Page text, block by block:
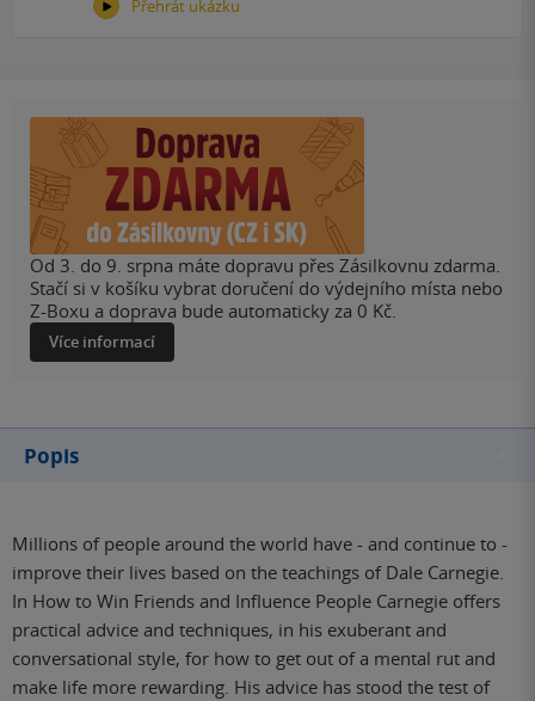
Přehrát ukázku
Od 3. do 9. srpna máte dopravu přes Zásilkovnu zdarma.
Stačí si v košíku vybrat doručení do výdejního místa nebo
Z-Boxu a doprava bude automaticky za 0 Kč.
Více informací
Popis
Millions of people around the world have - and continue to -
improve their lives based on the teachings of Dale Carnegie.
In How to Win Friends and Influence People Carnegie offers
practical advice and techniques, in his exuberant and
conversational style, for how to get out of a mental rut and
make life more rewarding. His advice has stood the test of